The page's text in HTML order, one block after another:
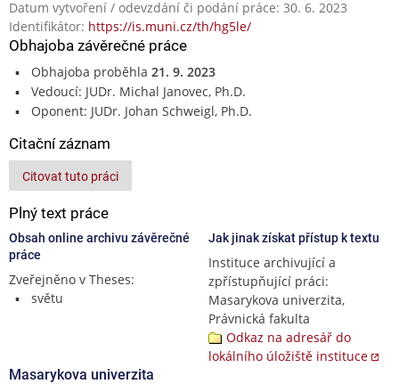
Datum vytvoření / odevzdání či podání práce: 30. 6. 2023
Identifikátor: https://is.muni.cz/th/hg5le/
Obhajoba závěrečné práce
Obhajoba proběhla 21. 9. 2023
Vedoucí: JUDr. Michal Janovec, Ph.D.
Oponent: JUDr. Johan Schweigl, Ph.D.
Citační záznam
Citovat tuto práci
Plný text práce
Obsah online archivu závěrečné
práce
Zveřejněno v Theses:
světu
Jak jinak získat přístup k textu
Instituce archivující a
zpřístupňující práci:
Masarykova univerzita,
Právnická fakulta
Odkaz na adresář do
lokálního úložiště instituce
Masarykova univerzita